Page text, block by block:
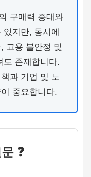
구매력 증대와
있지만, 동시에
고용 불안정 및
도 존재합니다.
과 기업 및 노
중요합니다.
❓